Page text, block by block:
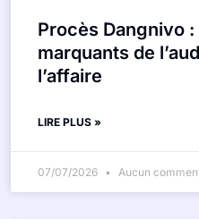
Procès Dangnivo
marquants de
l’affaire
LIRE PLUS »
07/07/2026 Aucun